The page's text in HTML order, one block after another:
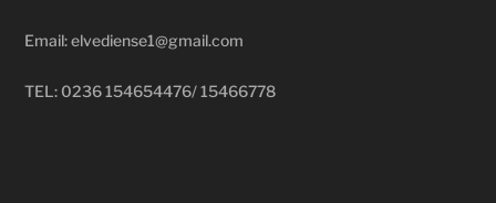
Email: elvediense1@gmail.com
TEL: 0236 154654476/ 15466778